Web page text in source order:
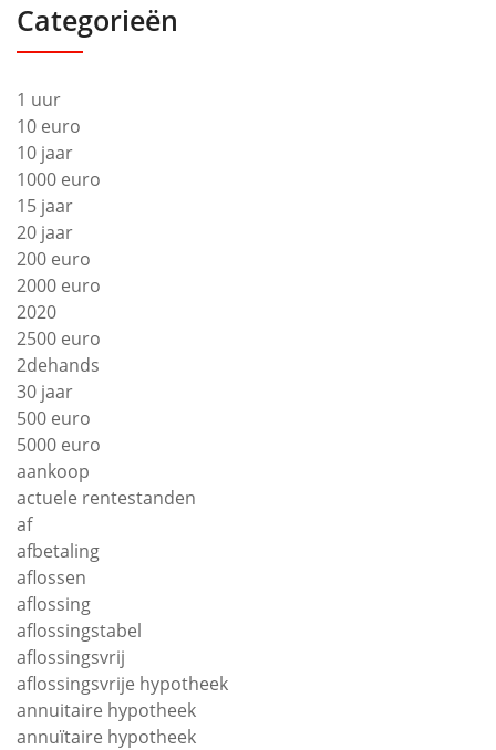
Categorieën
1 uur
10 euro
10 jaar
1000 euro
15 jaar
20 jaar
200 euro
2000 euro
2020
2500 euro
2dehands
30 jaar
500 euro
5000 euro
aankoop
actuele rentestanden
af
afbetaling
aflossen
aflossing
aflossingstabel
aflossingsvrij
aflossingsvrije hypotheek
annuitaire hypotheek
annuïtaire hypotheek